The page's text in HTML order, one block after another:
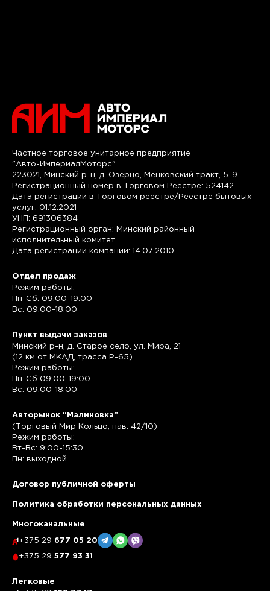
Частное торговое унитарное предприятие
"Авто-ИмпериалМоторс"
223021, Минский р-н, д. Озерцо, Менковский тракт, 5-9
Регистрационный номер в Торговом Реестре: 524142
Дата регистрации в Торговом реестре/Реестре бытовых
услуг: 01.12.2021
УНП: 691306384
Регистрационный орган: Минский районный
исполнительный комитет
Дата регистрации компании: 14.07.2010
Отдел продаж
Режим работы:
Пн-Сб: 09:00-19:00
Вс: 09:00-18:00
Пункт выдачи заказов
Минский р-н, д. Старое село, ул. Мира, 21
(12 км от МКАД, трасса P-65)
Режим работы:
Пн-Сб 09:00-19:00
Вс: 09:00-18:00
Авторынок “Малиновка”
(Торговый Мир Кольцо, пав. 42/10)
Режим работы:
Вт-Вс: 9:00-15:30
Пн: выходной
Договор публичной оферты
Политика обработки персональных данных
Многоканальные
+375 29 677 05 20
+375 29 577 93 31
Легковые